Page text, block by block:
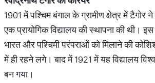
1901 में पश्चिम बंगाल के ग्रामीण क्षेत्र में टैगोर
एक प्रायोगिक विद्यालय की स्थापना की थी। इस
भारत और पश्चिमी परंपराओं को मिलाने की
में ही रहने लगे। बाद में 1921 में यह विद्यालय विश्व
बन गया।